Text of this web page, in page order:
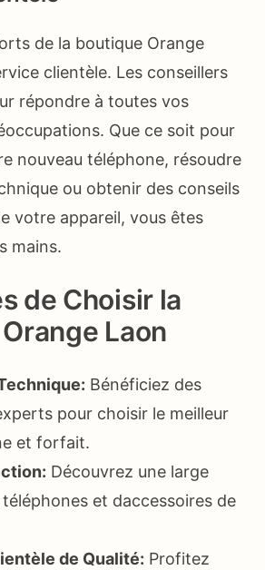
de la boutique Orange
clientèle. Les conseillers
répondre à toutes vos
Que ce soit pour
nouveau téléphone, résoudre
ou obtenir des conseils
votre appareil, vous êtes
mains.
de Choisir la
Laon
Bénéficiez des
pour choisir le meilleur
et forfait.
Découvrez une large
et daccessoires de
de Qualité: Profitez